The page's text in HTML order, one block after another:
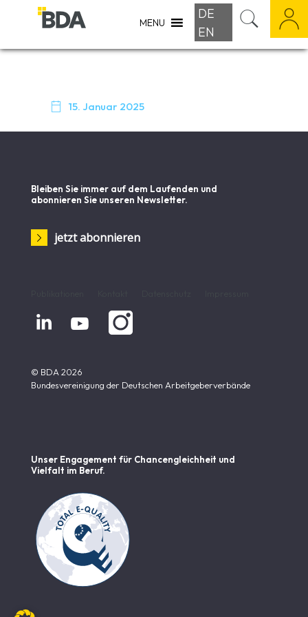
MENU
DE
EN
 15. Januar 2025
Bleiben Sie immer auf dem Laufenden und
abonnieren Sie unseren Newsletter.
jetzt abonnieren
 
© BDA 2026
Bundesvereinigung der Deutschen Arbeitgeberverbände
Unser Engagement für Chancen­gleichheit und
Vielfalt im Beruf.